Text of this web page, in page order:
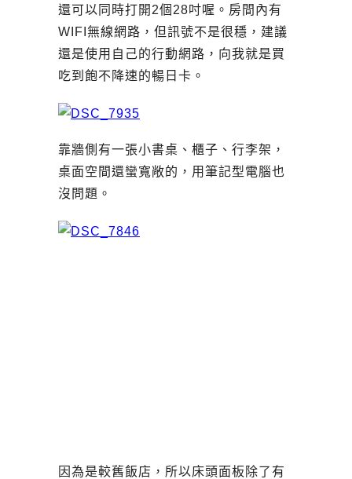
還可以同時打開2個28吋喔。房間內有
WIFI無線網路，但訊號不是很穩，建議
還是使用自己的行動網路，向我就是買
吃到飽不降速的暢日卡。
靠牆側有一張小書桌、櫃子、行李架，
桌面空間還蠻寬敞的，用筆記型電腦也
沒問題。
因為是較舊飯店，所以床頭面板除了有